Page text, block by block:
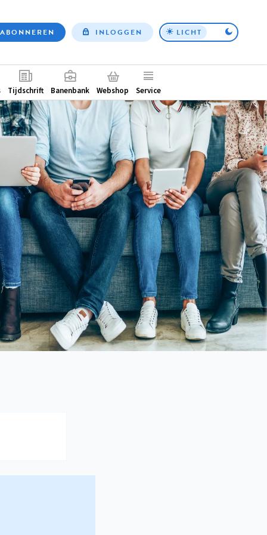
Top
ABONNEREN INLOGGEN LICHT
Tijdschrift Banenbank Webshop Service